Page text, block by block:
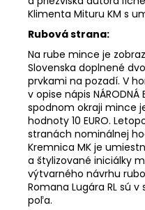
Klimenta Mituru KM s
Rubová strana:
Na rube mince je
Slovenska doplnené
prvkami na pozadí. V
v opise nápis NÁRODNÁ
spodnom okraji mince
hodnoty 10 EURO.
stranách nominálnej
Kremnica MK je
a štylizované iniciálky
výtvarného návrhu
Romana Lugára RL sú
poľa.